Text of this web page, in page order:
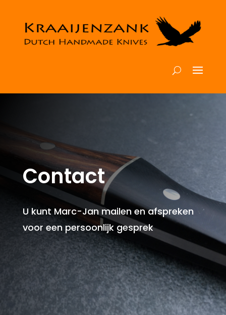
Contact
U kunt Marc-Jan mailen en afspreken
voor een persoonlijk gesprek